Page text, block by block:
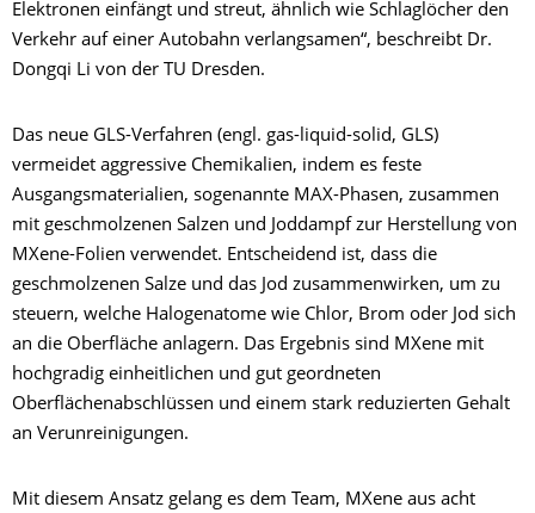
Elektronen einfängt und streut, ähnlich wie Schlaglöcher den
Verkehr auf einer Autobahn verlangsamen“, beschreibt Dr.
Dongqi Li von der TU Dresden.
Das neue GLS-Verfahren (engl. gas-liquid-solid, GLS)
vermeidet aggressive Chemikalien, indem es feste
Ausgangsmaterialien, sogenannte MAX-Phasen, zusammen
mit geschmolzenen Salzen und Joddampf zur Herstellung von
MXene-Folien verwendet. Entscheidend ist, dass die
geschmolzenen Salze und das Jod zusammenwirken, um zu
steuern, welche Halogenatome wie Chlor, Brom oder Jod sich
an die Oberfläche anlagern. Das Ergebnis sind MXene mit
hochgradig einheitlichen und gut geordneten
Oberflächenabschlüssen und einem stark reduzierten Gehalt
an Verunreinigungen.
Mit diesem Ansatz gelang es dem Team, MXene aus acht